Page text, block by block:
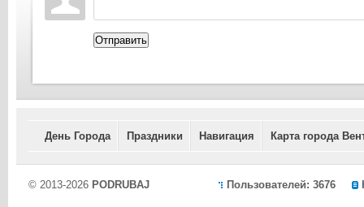
Отправить
День Города Праздники Навигация Карта города
Пользователей: 3676
© 2013-2026 PODRUBAJ